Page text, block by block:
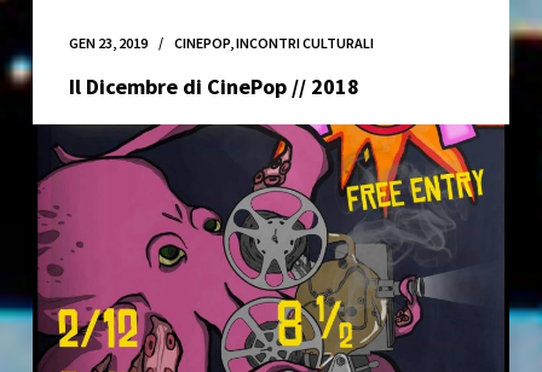
GEN 23, 2019 CINEPOP,INCONTRI CULTURALI
Il Dicembre di CinePop // 2018